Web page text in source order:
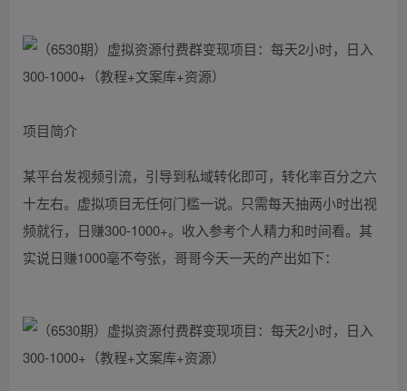
项目简介
某平台发视频引流，引导到私域转化即可，转化率百分之六
十左右。虚拟项目无任何门槛一说。只需每天抽两小时出视
频就行，日赚300-1000+。收入参考个人精力和时间看。其
实说日赚1000毫不夸张，哥哥今天一天的产出如下：